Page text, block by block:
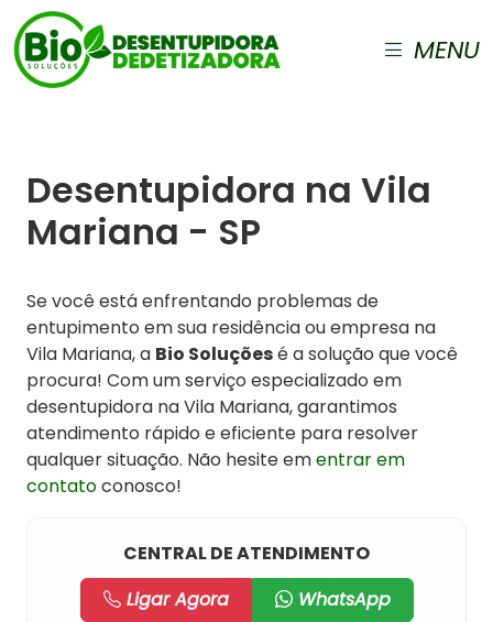
MENU
Desentupidora na Vila
Mariana - SP
Se você está enfrentando problemas de
entupimento em sua residência ou empresa na
Vila Mariana, a Bio Soluçõesé a solução que você
procura! Com um serviço especializado em
desentupidora na Vila Mariana, garantimos
atendimento rápido e eficiente para resolver
qualquer situação. Não hesite ementrar em
contatoconosco!
CENTRAL DE ATENDIMENTO
Ligar Agora
WhatsApp